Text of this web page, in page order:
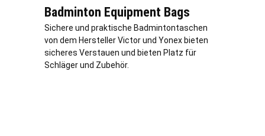
Badminton Equipment Bags
Sichere und praktische Badmintontaschen
von dem Hersteller Victor und Yonex bieten
sicheres Verstauen und bieten Platz für
Schläger und Zubehör.